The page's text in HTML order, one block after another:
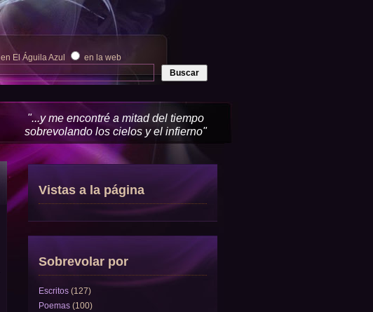
en El Águila Azul en la web
"...y me encontré a mitad del tiempo
sobrevolando los cielos y el infierno"
Vistas a la página
Sobrevolar por
Escritos (127)
Poemas (100)